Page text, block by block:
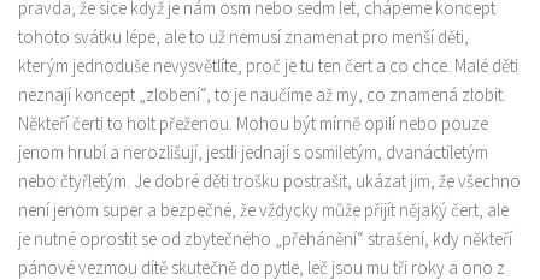
pravda, že sice když je nám osm nebo sedm let, chápeme koncept
tohoto svátku lépe, ale to už nemusí znamenat pro menší děti,
kterým jednoduše nevysvětlíte, proč je tu ten čert a co chce. Malé děti
neznají koncept „zlobení“, to je naučíme až my, co znamená zlobit.
Někteří čerti to holt přeženou. Mohou být mírně opilí nebo pouze
jenom hrubí a nerozlišují, jestli jednají s osmiletým, dvanáctiletým
nebo čtyřletým. Je dobré děti trošku postrašit, ukázat jim, že všechno
není jenom super a bezpečné, že vždycky může přijít nějaký čert, ale
je nutné oprostit se od zbytečného „přehánění“ strašení, kdy někteří
pánové vezmou dítě skutečně do pytle, leč jsou mu tři roky a ono z